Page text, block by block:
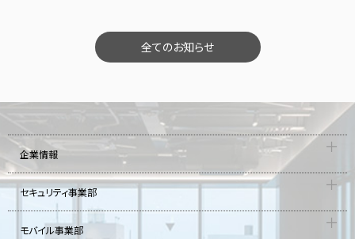
全てのお知らせ
企業情報
セキュリティ事業部
モバイル事業部